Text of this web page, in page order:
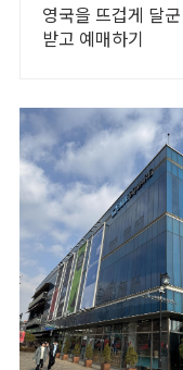
영국을 뜨겁게 달
받고 예매하기